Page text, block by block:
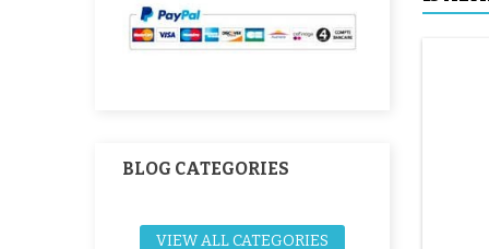
BLOG CATEGORIES
VIEW ALL CATEGORIES